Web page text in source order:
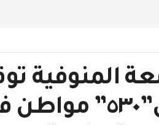
المنوفية
على”٥٣٠”